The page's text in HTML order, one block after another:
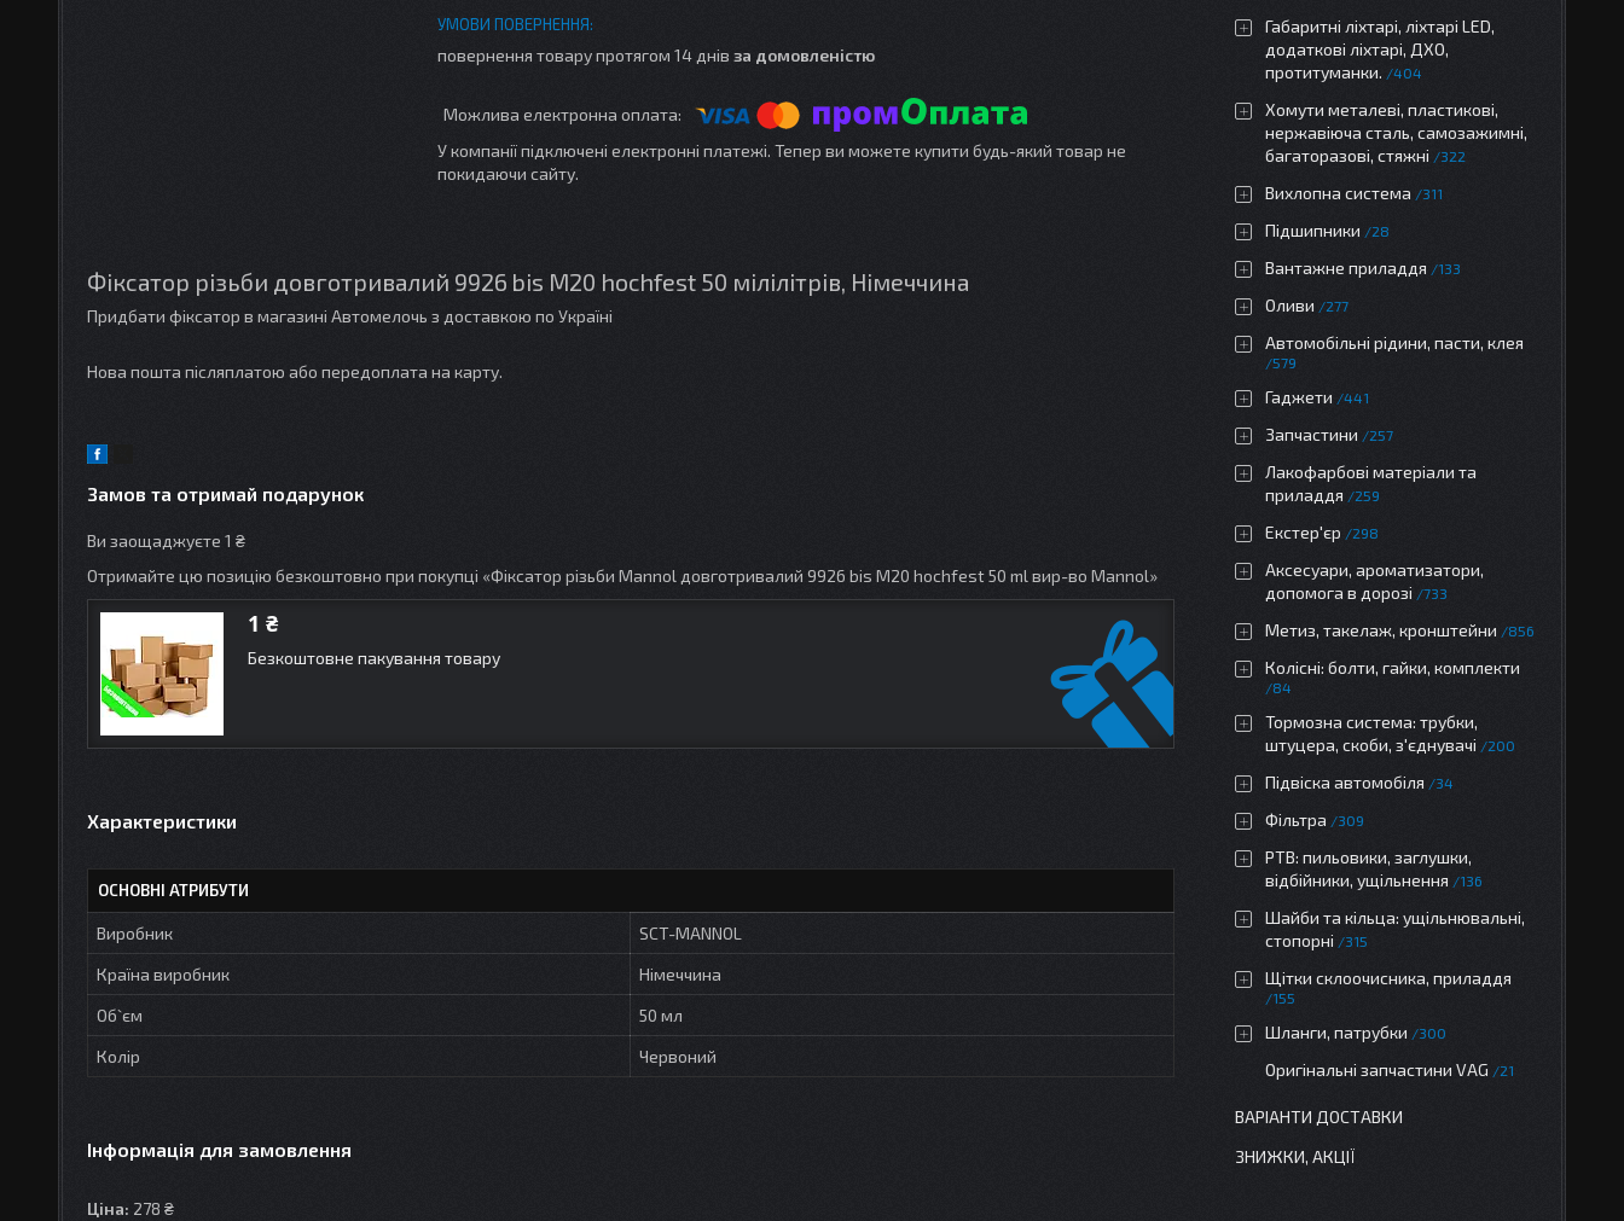
повернення товару протягом 14 днів за домовленістю
У компанії підключені електронні платежі. Тепер ви можете купити будь-який товар не
покидаючи сайту.
Фіксатор різьби довготривалий 9926 bis M20 hochfest 50 мілілітрів, Німеччина
Придбати фіксатор в магазині Автомелочь з доставкою по Україні
Нова пошта післяплатою або передоплата на карту.
Замов та отримай подарунок
Ви заощаджуєте 1 ₴
Отримайте цю позицію безкоштовно при покупці «Фіксатор різьби Mannol довготривалий 9926 bis M20 hochfest 50 ml вир-во Mannol»
1 ₴
Безкоштовне пакування товару
Характеристики
ОСНОВНІ АТРИБУТИ
Виробник
SCT-MANNOL
Країна виробник
Німеччина
Об`єм
50 мл
Колір
Червоний
Інформація для замовлення
Ціна: 278 ₴
Габаритні ліхтарі, ліхтарі LED,
додаткові ліхтарі, ДХО,
протитуманки.
404
Хомути металеві, пластикові,
нержавіюча сталь, самозажимні,
багаторазові, стяжні
322
Вихлопна система 311
Підшипники 28
Вантажне приладдя 133
Оливи 277
Автомобільні рідини, пасти, клея
579
Гаджети 441
Запчастини 257
Лакофарбові матеріали та
приладдя
259
Екстер'єр 298
Аксесуари, ароматизатори,
допомога в дорозі
733
Метиз, такелаж, кронштейни 856
Колісні: болти, гайки, комплекти
84
Тормозна система: трубки,
штуцера, скоби, з'єднувачі
200
Підвіска автомобіля 34
Фільтра 309
РТВ: пильовики, заглушки,
відбійники, ущільнення
136
Шайби та кільца: ущільнювальні,
стопорні
315
Щітки склоочисника, приладдя
155
Шланги, патрубки 300
Оригінальні запчастини VAG 21
ВАРІАНТИ ДОСТАВКИ
ЗНИЖКИ, АКЦІЇ